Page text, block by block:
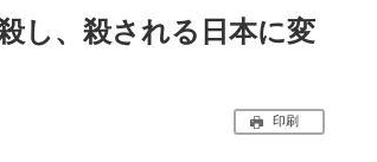
し、殺される日本に変
印刷